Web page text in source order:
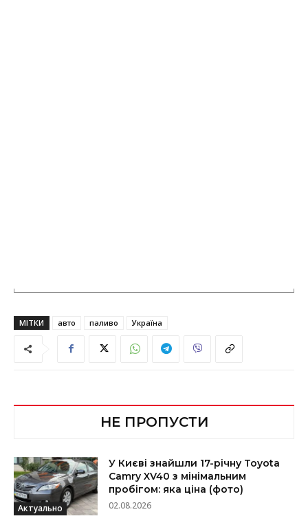
МІТКИ авто паливо Україна
НЕ ПРОПУСТИ
Актуально
У Києві знайшли 17-річну Toyota
Camry XV40 з мінімальним
пробігом: яка ціна (фото)
02.08.2026